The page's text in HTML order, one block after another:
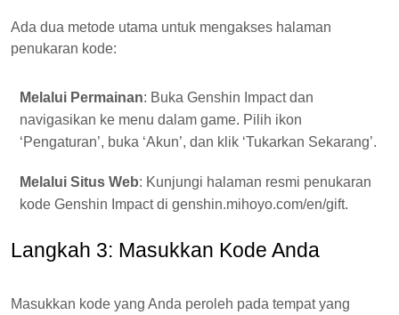
Ada dua metode utama untuk mengakses halaman
penukaran kode:
Melalui Permainan: Buka Genshin Impact dan
navigasikan ke menu dalam game. Pilih ikon
‘Pengaturan’, buka ‘Akun’, dan klik ‘Tukarkan Sekarang’.
Melalui Situs Web: Kunjungi halaman resmi penukaran
kode Genshin Impact di genshin.mihoyo.com/en/gift.
Langkah 3: Masukkan Kode Anda
Masukkan kode yang Anda peroleh pada tempat yang